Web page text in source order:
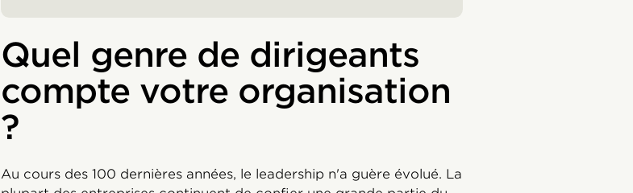
Quel genre de dirigeants
compte votre organisation
?
Au cours des 100 dernières années, le leadership n'a guère évolué. La